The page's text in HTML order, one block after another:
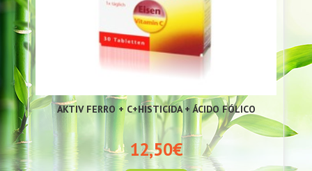
AKTIV FERRO + C+HISTICIDA + ÁCIDO FÓLICO
12,50€